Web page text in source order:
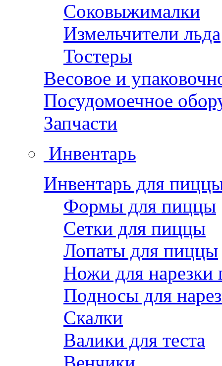
Соковыжималки
Измельчители льда
Тостеры
Весовое и
Посудомоечное
Запчасти
Инвентарь
Инвентарь для
Формы для пиццы
Сетки для пиццы
Лопаты для пиццы
Ножи для нарезки
Подносы для
Скалки
Валики для теста